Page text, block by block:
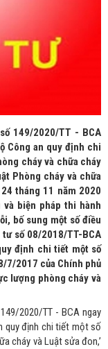
149/2020/TT - BCA
Công an quy định chi
cháy và chữa cháy
Phòng cháy và chữa
tháng 11 năm 2020
biện pháp thi hành
bố sung một số điều
số 08/2018/TT-BCA
định chi tiết một số
7/2017 của Chính phủ
lượng phòng cháy và
2020/TT - BCA ngay
quy định chi tiết một số
cháy và Luật sửa đon,’